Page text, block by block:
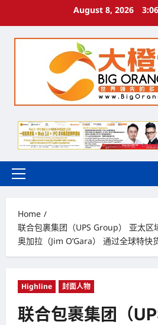
August 8, 2026
Primary
Home
联合包裹集团（UPS Group） 亚太区
奥加拉（Jim O’Gara） 通过全球特快
Highline 封面人物
联合包裹集团（